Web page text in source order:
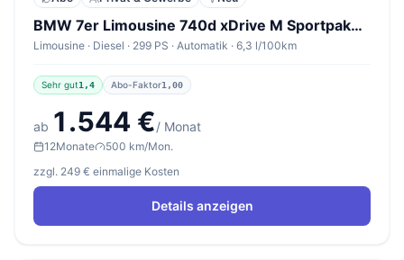
BMW 7er Limousine 740d xDrive M Sportpaket Pro
Limousine · Diesel · 299 PS · Automatik · 6,3 l/100km
Sehr gut1,4 Abo-Faktor1,00
ab 1.544 €/ Monat
12Monate
500 km/Mon.
zzgl. 249 € einmalige Kosten
Details anzeigen